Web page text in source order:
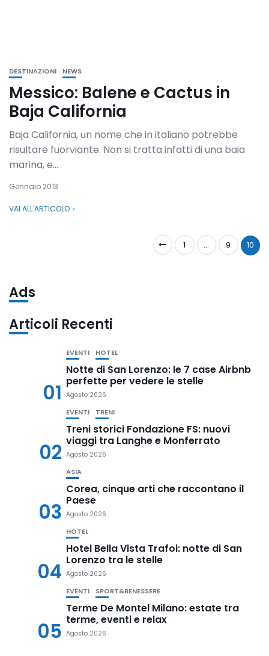
DESTINAZIONI NEWS
Messico: Balene e Cactus in
Baja California
Baja California, un nome che in italiano potrebbe
risultare fuorviante. Non si tratta infatti di una baia
marina, e...
Gennaio 2013
VAI ALL'ARTICOLO
1 … 9 10
Ads
Articoli Recenti
01
EVENTI HOTEL
Notte di San Lorenzo: le 7 case Airbnb
perfette per vedere le stelle
Agosto 2026
02
EVENTI TRENI
Treni storici Fondazione FS: nuovi
viaggi tra Langhe e Monferrato
Agosto 2026
03
ASIA
Corea, cinque arti che raccontano il
Paese
Agosto 2026
04
HOTEL
Hotel Bella Vista Trafoi: notte di San
Lorenzo tra le stelle
Agosto 2026
05
EVENTI SPORT&BENESSERE
Terme De Montel Milano: estate tra
terme, eventi e relax
Agosto 2026